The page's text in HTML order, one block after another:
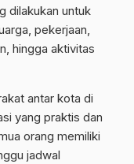
dilakukan untuk
pekerjaan,
hingga aktivitas
antar kota di
yang praktis dan
orang memiliki
jadwal